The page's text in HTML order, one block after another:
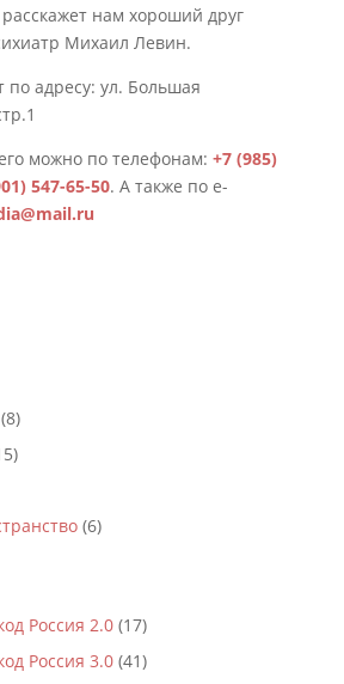
нам хороший друг
Михаил Левин.
по адресу: ул. Большая
можно по телефонам: +7 (985)
547-65-50. А также по e-
(8)
(6)
Россия 2.0(17)
Россия 3.0(41)